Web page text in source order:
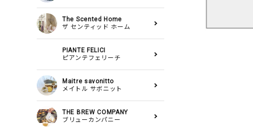
The Scented Home
ザ センティッド ホーム
PIANTE FELICI
ピアンテフェリーチ
Maitre savonitto
メイトル サボニット
THE BREW COMPANY
ブリューカンパニー